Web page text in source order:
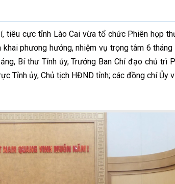
tiêu cực tỉnh Lào Cai vừa tổ chức Phiên họp
phương hướng, nhiệm vụ trọng tâm 6
Bí thư Tỉnh ủy, Trưởng Ban Chỉ đạo chủ trì
Tỉnh ủy, Chủ tịch HĐND tỉnh; các đồng chí Ủy